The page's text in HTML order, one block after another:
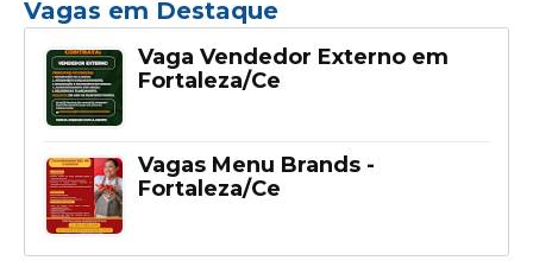
Vagas em Destaque
Vaga Vendedor Externo em
Fortaleza/Ce
Vagas Menu Brands -
Fortaleza/Ce